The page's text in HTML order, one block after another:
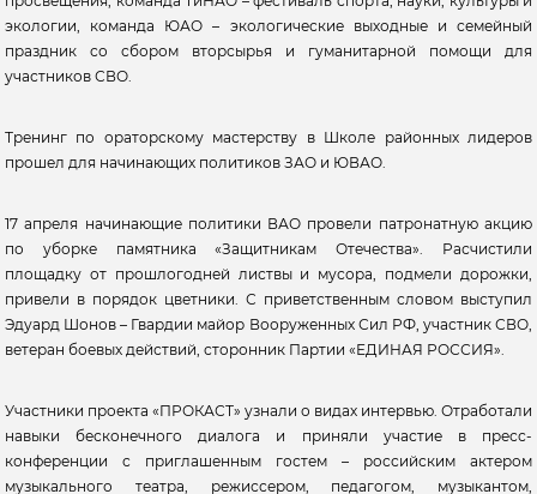
экологии, команда ЮАО – экологические выходные и семейный
праздник со сбором вторсырья и гуманитарной помощи для
участников СВО.
Тренинг по ораторскому мастерству в Школе районных лидеров
прошел для начинающих политиков ЗАО и ЮВАО.
‎17 апреля начинающие политики ВАО провели патронатную акцию
по уборке памятника «Защитникам Отечества». Расчистили
площадку от прошлогодней листвы и мусора, подмели дорожки,
привели в порядок цветники. С приветственным словом выступил
Эдуард Шонов – Гвардии майор Вооруженных Сил РФ, участник СВО,
ветеран боевых действий, сторонник Партии «ЕДИНАЯ РОССИЯ».
Участники проекта «ПРОКАСТ» узнали о видах интервью. Отработали
навыки бесконечного диалога и приняли участие в пресс-
конференции с приглашенным гостем – российским актером
музыкального театра, режиссером, педагогом, музыкантом,